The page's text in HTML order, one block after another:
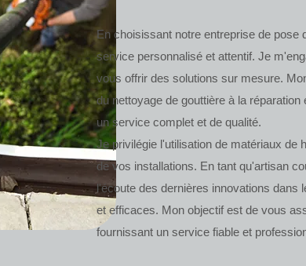
En choisissant notre entreprise de pose
service personnalisé et attentif. Je
vous offrir des solutions sur mesure.
du nettoyage de gouttière à la
un service complet et de qualité.
Je privilégie l'utilisation de matériaux de
de vos installations. En tant qu'artisan
l'écoute des dernières innovations dans
et efficaces. Mon objectif est de vous
fournissant un service fiable et